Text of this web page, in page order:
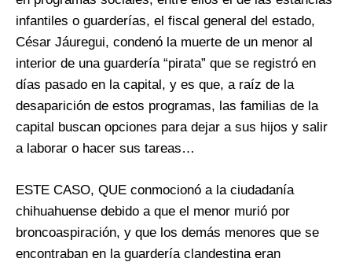
infantiles o guarderías, el fiscal general del estado,
César Jáuregui, condenó la muerte de un menor al
interior de una guardería “pirata” que se registró en
días pasado en la capital, y es que, a raíz de la
desaparición de estos programas, las familias de la
capital buscan opciones para dejar a sus hijos y salir
a laborar o hacer sus tareas…
ESTE CASO, QUE conmocionó a la ciudadanía
chihuahuense debido a que el menor murió por
broncoaspiración, y que los demás menores que se
encontraban en la guardería clandestina eran